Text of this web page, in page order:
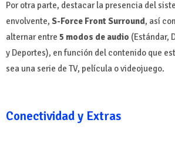
Por otra parte, destacar la presencia del
envolvente, S-Force Front Surround, así
alternar entre 5 modos de audio (Estándar,
y Deportes), en función del contenido que
sea una serie de TV, película o videojuego.
Conectividad y Extras